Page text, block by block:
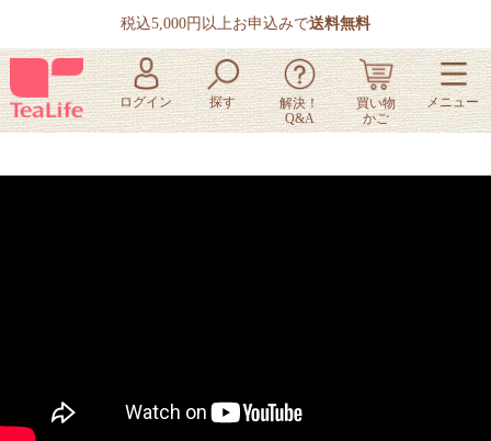
税込5,000円以上お申込みで送料無料